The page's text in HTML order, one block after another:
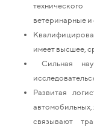
ветеринарные
имеет высшее,
Сильная
Развитая
связывают